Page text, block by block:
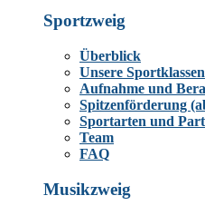
Sportzweig
Überblick
Unsere Sportklassen
Aufnahme und
Spitzenförderung
Sportarten und
Team
FAQ
Musikzweig